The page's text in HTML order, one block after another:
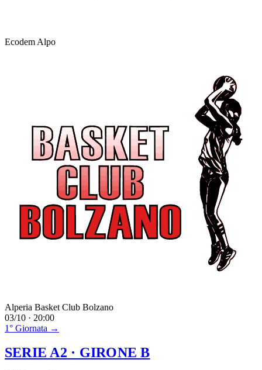
Ecodem Alpo
Alperia Basket Club Bolzano
03/10 · 20:00
1° Giornata →
SERIE A2 · GIRONE B